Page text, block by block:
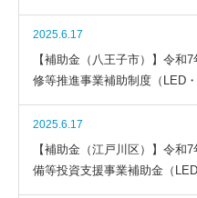
2025.6.17
【補助金（八王子市）】令和
修等推進事業補助制度（LED・
2025.6.17
【補助金（江戸川区）】令和
備等投資支援事業補助金（